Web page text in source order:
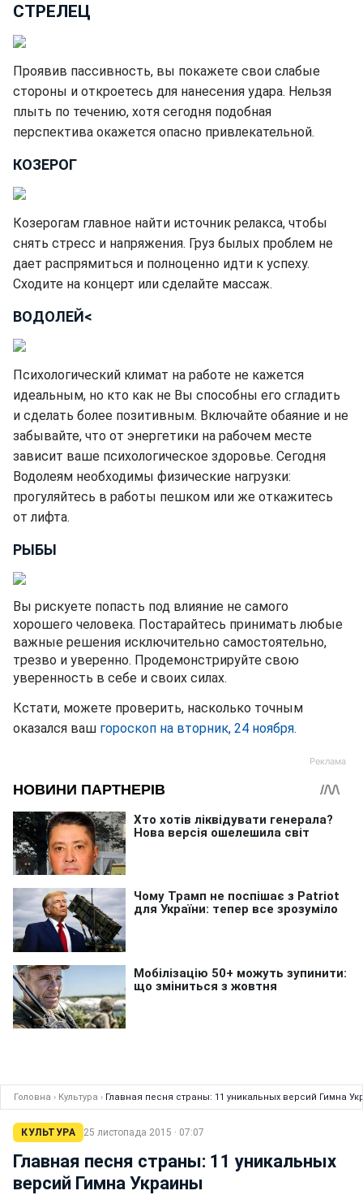
СТРЕЛЕЦ
Проявив пассивность, вы покажете свои слабые
стороны и откроетесь для нанесения удара. Нельзя
плыть по течению, хотя сегодня подобная
перспектива окажется опасно привлекательной.
КОЗЕРОГ
Козерогам главное найти источник релакса, чтобы
снять стресс и напряжения. Груз былых проблем не
дает распрямиться и полноценно идти к успеху.
Сходите на концерт или сделайте массаж.
ВОДОЛЕЙ<
Психологический климат на работе не кажется
идеальным, но кто как не Вы способны его сгладить
и сделать более позитивным. Включайте обаяние и не
забывайте, что от энергетики на рабочем месте
зависит ваше психологическое здоровье. Сегодня
Водолеям необходимы физические нагрузки:
прогуляйтесь в работы пешком или же откажитесь
от лифта.
РЫБЫ
Вы рискуете попасть под влияние не самого
хорошего человека. Постарайтесь принимать любые
важные решения исключительно самостоятельно,
трезво и уверенно. Продемонстрируйте свою
уверенность в себе и своих силах.
Кстати, можете проверить, насколько точным
оказался ваш гороскоп на вторник, 24 ноября.
Головна › Культура › Главная песня страны: 11 уникальных версий Гимна
КУЛЬТУРА 25 листопада 2015 · 07:07
Главная песня страны: 11 уникальных
версий Гимна Украины